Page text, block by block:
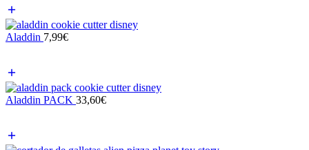
Aladdin 7,99€
Aladdin PACK 33,60€